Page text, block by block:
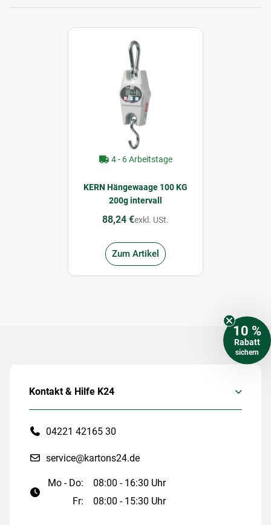
4 - 6 Arbeitstage
KERN Hängewaage 100 KG
200g intervall
88,24 €exkl. USt.
Zum Artikel
Kontakt & Hilfe K24
04221 42165 30
service@kartons24.de
Mo - Do:
08:00 - 16:30 Uhr
Fr:
08:00 - 15:30 Uhr
10 %
Rabatt
sichern